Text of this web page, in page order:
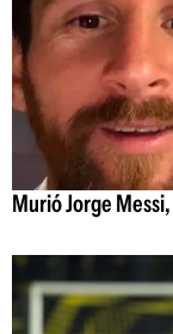
Murió Jorge